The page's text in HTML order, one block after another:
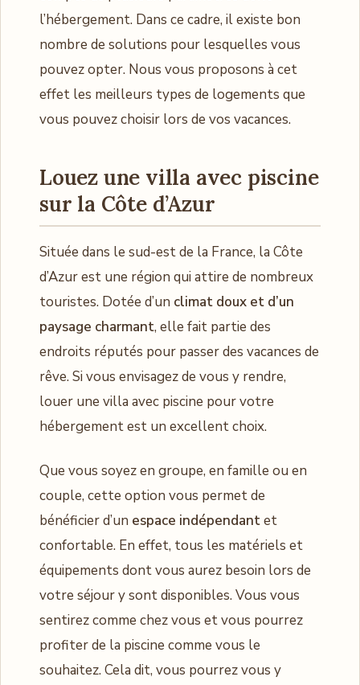
l’hébergement. Dans ce cadre, il existe bon
nombre de solutions pour lesquelles vous
pouvez opter. Nous vous proposons à cet
effet les meilleurs types de logements que
vous pouvez choisir lors de vos vacances.
Louez une villa avec piscine
sur la Côte d’Azur
Située dans le sud-est de la France, la Côte
d’Azur est une région qui attire de nombreux
touristes. Dotée d’un climat doux et d’un
paysage charmant, elle fait partie des
endroits réputés pour passer des vacances de
rêve. Si vous envisagez de vous y rendre,
louer une villa avec piscine pour votre
hébergement est un excellent choix.
Que vous soyez en groupe, en famille ou en
couple, cette option vous permet de
bénéficier d’un espace indépendantet
confortable. En effet, tous les matériels et
équipements dont vous aurez besoin lors de
votre séjour y sont disponibles. Vous vous
sentirez comme chez vous et vous pourrez
profiter de la piscine comme vous le
souhaitez. Cela dit, vous pourrez vous y